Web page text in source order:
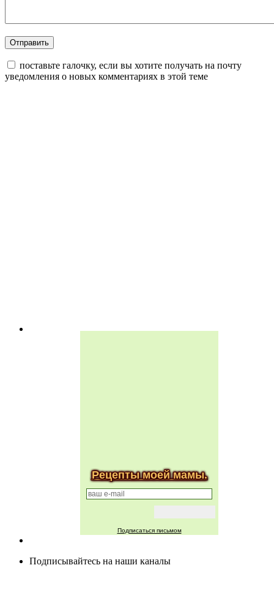
поставьте галочку, если вы хотите получать на почту
уведомления о новых комментариях в этой теме
Рецепты моей мамы.
Подписаться письмом
Подписывайтесь на наши каналы